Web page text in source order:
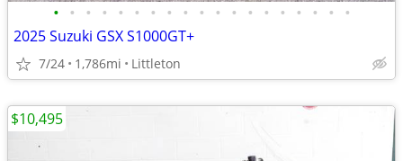
• • • • • • • • • • • • • • • • • • •
2025 Suzuki GSX S1000GT+
7/24 1,786mi Littleton
$10,495